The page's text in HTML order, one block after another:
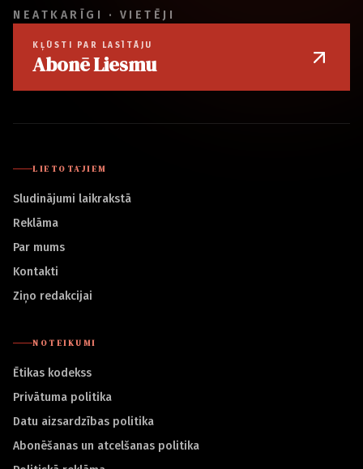
NEATKARĪGI · VIETĒJI
KĻŪSTI PAR LASĪTĀJU
Abonē Liesmu
LIETOTĀJIEM
Sludinājumi laikrakstā
Reklāma
Par mums
Kontakti
Ziņo redakcijai
NOTEIKUMI
Ētikas kodekss
Privātuma politika
Datu aizsardzības politika
Abonēšanas un atcelšanas politika